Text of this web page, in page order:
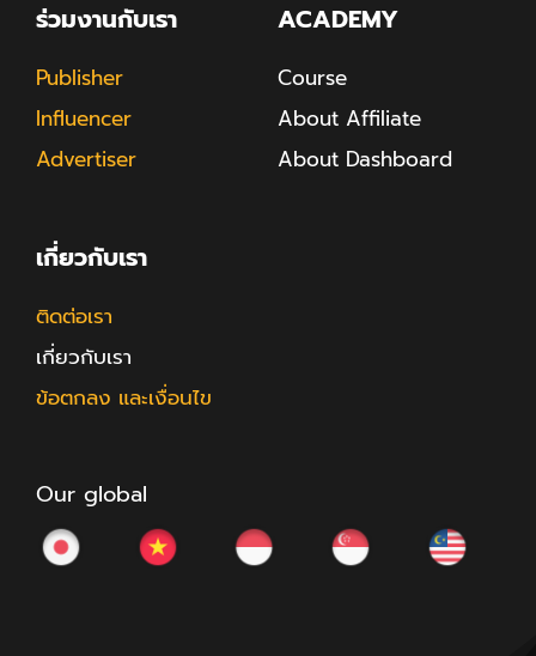
ร่วมงานกับเรา
Publisher
Influencer
Advertiser
ACADEMY
Course
About Affiliate
About Dashboard
เกี่ยวกับเรา
ติดต่อเรา
เกี่ยวกับเรา
ข้อตกลง และเงื่อนไข
Our global